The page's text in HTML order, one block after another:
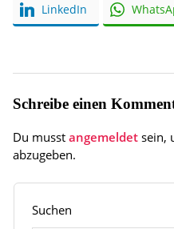
LinkedIn
Schreibe einen
Du musst angemeldet sein,
abzugeben.
Suchen